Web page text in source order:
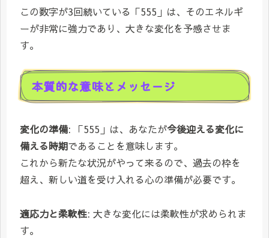
この数字が3回続いている「555」は、そのエネルギ
ーが非常に強力であり、大きな変化を予感させま
す。
本質的な意味とメッセージ
変化の準備: 「555」は、あなたが今後迎える変化に
備える時期であることを意味します。
これから新たな状況がやって来るので、過去の枠を
超え、新しい道を受け入れる心の準備が必要です。
適応力と柔軟性: 大きな変化には柔軟性が求められま
す。